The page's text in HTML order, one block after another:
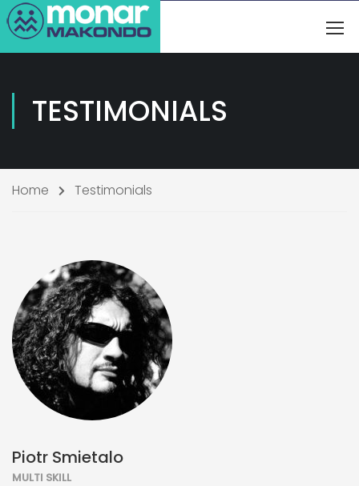
TESTIMONIALS
Home Testimonials
Piotr Smietalo
MULTI SKILL